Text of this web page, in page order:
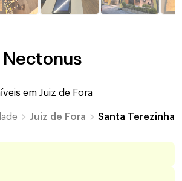
em Juiz de Fora
Juiz de Fora Santa Terezinha